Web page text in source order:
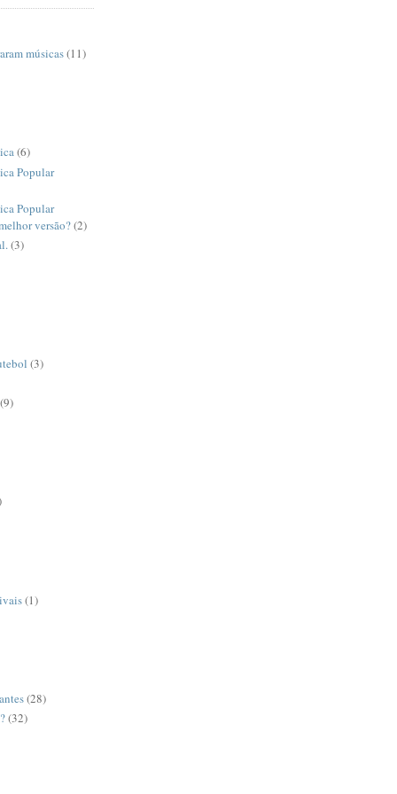
músicas(11)
(6)
Popular
Popular
versão?(2)
(3)
(3)
(9)
(1)
(28)
(32)